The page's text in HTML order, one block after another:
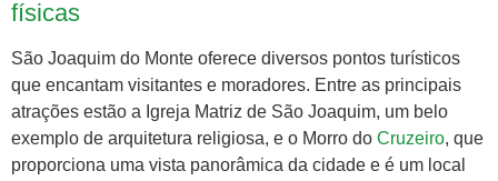
físicas
São Joaquim do Monte oferece diversos pontos turísticos
que encantam visitantes e moradores. Entre as principais
atrações estão a Igreja Matriz de São Joaquim, um belo
exemplo de arquitetura religiosa, e o Morro do Cruzeiro, que
proporciona uma vista panorâmica da cidade e é um local